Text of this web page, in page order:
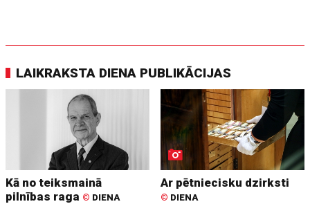
LAIKRAKSTA DIENA PUBLIKĀCIJAS
Kā no teiksmainā
pilnības raga © DIENA
Ar pētniecisku dzirksti
© DIENA